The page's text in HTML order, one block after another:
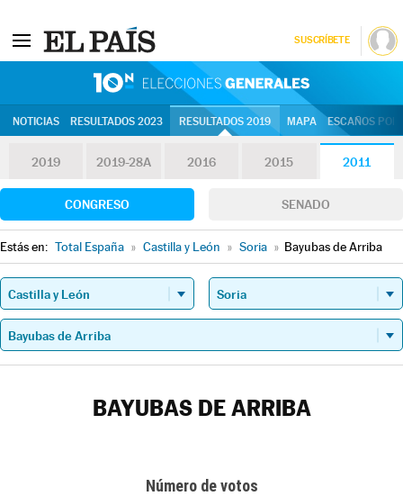
SUSCRÍBETE
NOTICIAS RESULTADOS 2023 RESULTADOS 2019 MAPA ESCAÑOS
2019 2019-28A 2016 2015 2011
CONGRESO SENADO
Estás en: Total España » Castilla y León » Soria » Bayubas de Arriba
BAYUBAS DE ARRIBA
Número de votos